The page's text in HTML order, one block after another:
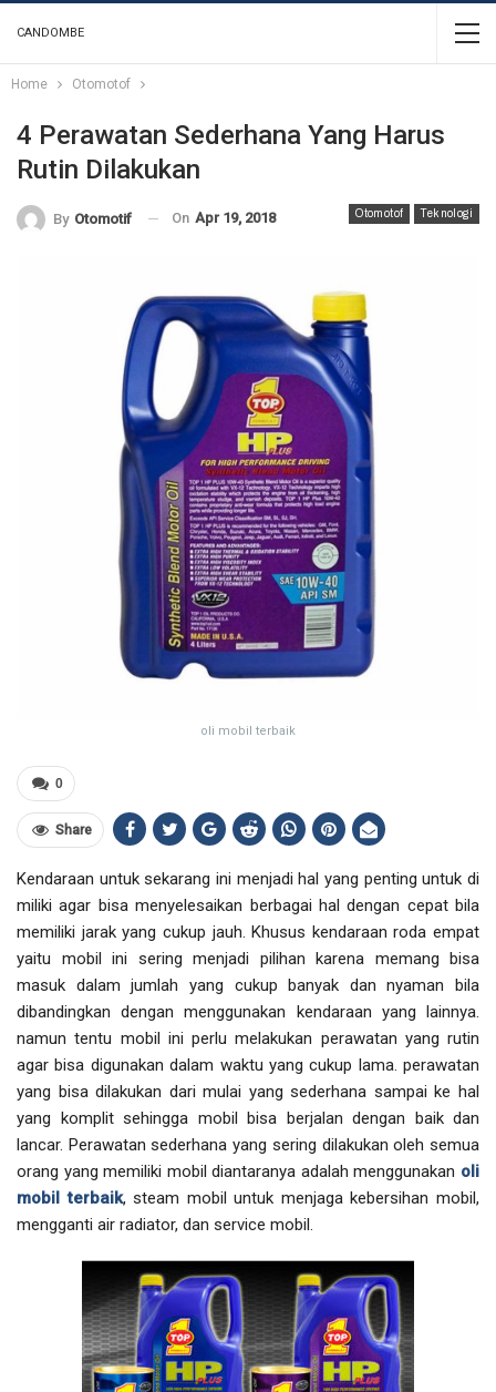
CANDOMBE
Home Otomotof
4 Perawatan Sederhana Yang Harus
Rutin Dilakukan
Otomotof Teknologi
By Otomotif On Apr 19, 2018
oli mobil terbaik
0
Share
Kendaraan untuk sekarang ini menjadi hal yang penting untuk di
miliki agar bisa menyelesaikan berbagai hal dengan cepat bila
memiliki jarak yang cukup jauh. Khusus kendaraan roda empat
yaitu mobil ini sering menjadi pilihan karena memang bisa
masuk dalam jumlah yang cukup banyak dan nyaman bila
dibandingkan dengan menggunakan kendaraan yang lainnya.
namun tentu mobil ini perlu melakukan perawatan yang rutin
agar bisa digunakan dalam waktu yang cukup lama. perawatan
yang bisa dilakukan dari mulai yang sederhana sampai ke hal
yang komplit sehingga mobil bisa berjalan dengan baik dan
lancar. Perawatan sederhana yang sering dilakukan oleh semua
orang yang memiliki mobil diantaranya adalah menggunakan oli
mobil terbaik, steam mobil untuk menjaga kebersihan mobil,
mengganti air radiator, dan service mobil.